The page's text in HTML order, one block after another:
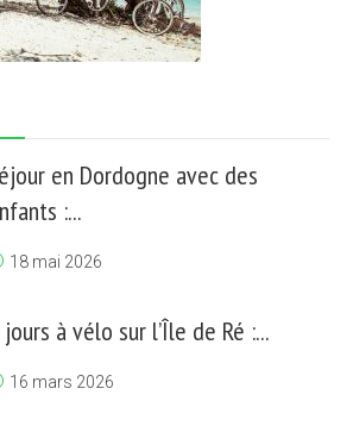
en Dordogne avec des
:...
18 mai 2026
à vélo sur l’Île de Ré :...
16 mars 2026